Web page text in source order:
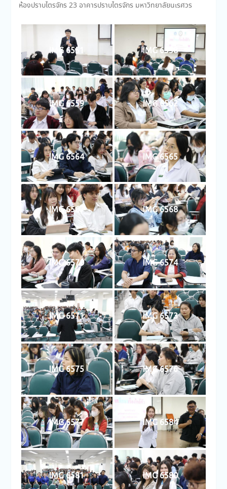
ห้องปราบไตรจักร 23 อาคารปราบไตรจักร มหาวิทยาลัยนเรศวร
IMG 6551 IMG 6558
IMG 6559 IMG 6562
IMG 6564 IMG 6565
IMG 6567 IMG 6568
IMG 6570 IMG 6574
IMG 6571 IMG 6573
IMG 6575 IMG 6576
IMG 6577 IMG 6584
IMG 6581 IMG 6580